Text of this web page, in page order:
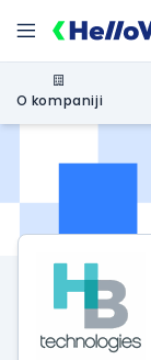
O kompaniji